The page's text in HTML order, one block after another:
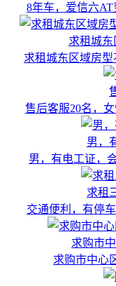
8年车，爱信六
求租城东
求租城东区域房型
售后客服20名，
男，
男，有电工证，
求租
交通便利，有停
求购市
求购市中心